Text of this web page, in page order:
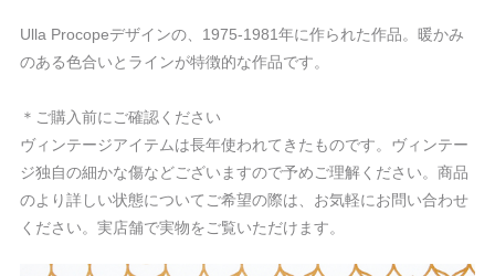
Ulla Procopeデザインの、1975-1981年に作られた作品。暖かみ
のある色合いとラインが特徴的な作品です。
＊ご購入前にご確認ください
ヴィンテージアイテムは長年使われてきたものです。ヴィンテー
ジ独自の細かな傷などございますので予めご理解ください。商品
のより詳しい状態についてご希望の際は、お気軽にお問い合わせ
ください。実店舗で実物をご覧いただけます。